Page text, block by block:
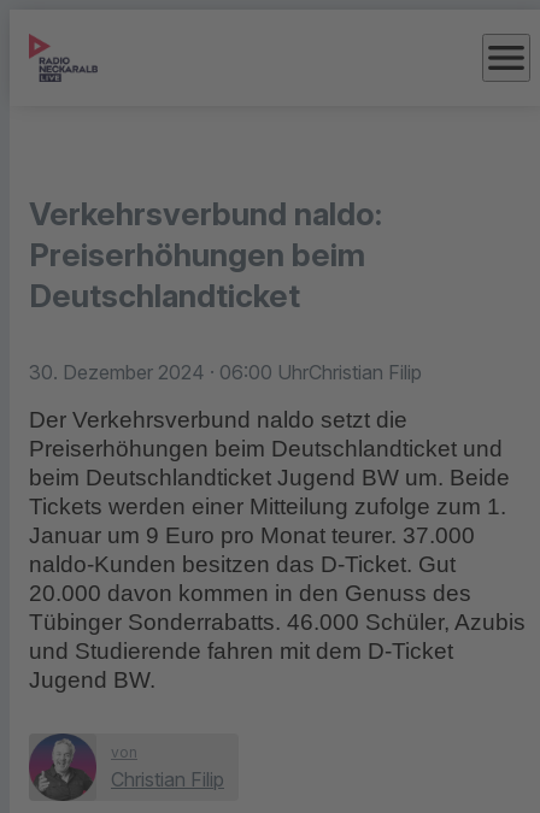
menu
Verkehrsverbund naldo:
Preiserhöhungen beim
Deutschlandticket
30. Dezember 2024 · 06:00 UhrChristian Filip
Der Verkehrsverbund naldo setzt die
Preiserhöhungen beim Deutschlandticket und
beim Deutschlandticket Jugend BW um. Beide
Tickets werden einer Mitteilung zufolge zum 1.
Januar um 9 Euro pro Monat teurer. 37.000
naldo-Kunden besitzen das D-Ticket. Gut
20.000 davon kommen in den Genuss des
Tübinger Sonderrabatts. 46.000 Schüler, Azubis
und Studierende fahren mit dem D-Ticket
Jugend BW.
von
Christian Filip